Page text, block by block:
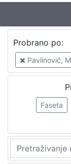
Zbirka
Knjige
Probrano po:
Pavlinović,
Faseta